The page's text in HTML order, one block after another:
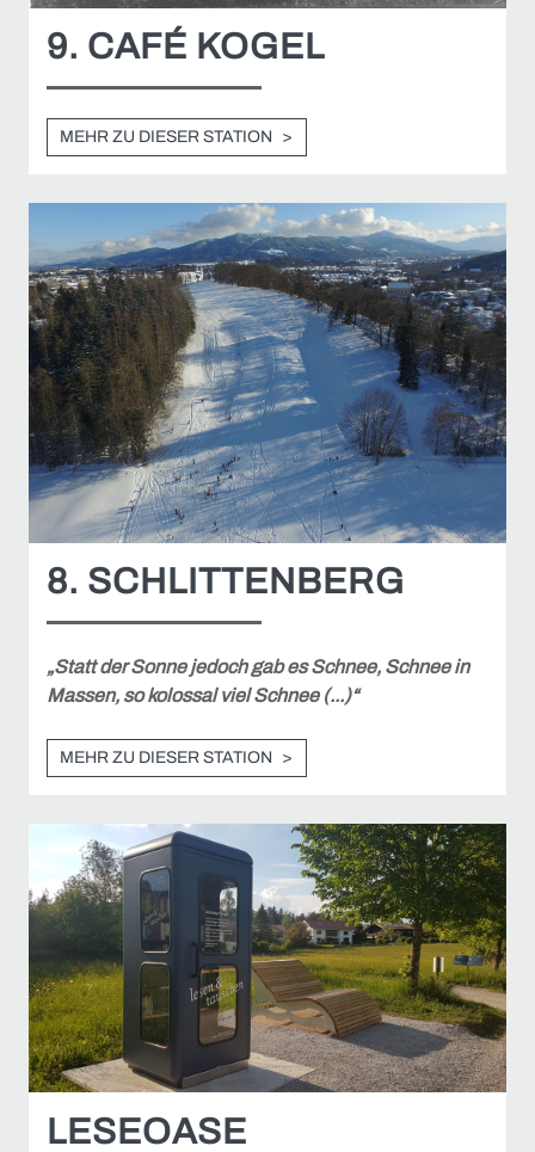
9. CAFÉ KOGEL
MEHR ZU DIESER STATION
8. SCHLITTENBERG
„Statt der Sonne jedoch gab es Schnee, Schnee in
Massen, so kolossal viel Schnee (...)“
MEHR ZU DIESER STATION
LESEOASE